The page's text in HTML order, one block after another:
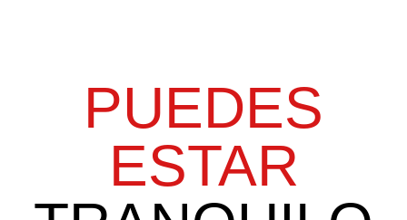
PUEDES
ESTAR